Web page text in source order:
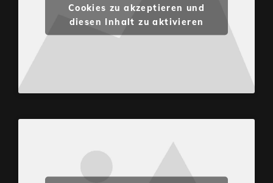
Cookies zu akzeptieren und
diesen Inhalt zu aktivieren